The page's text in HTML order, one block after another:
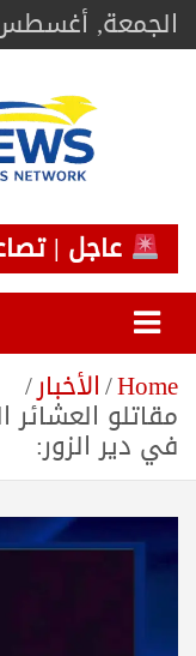
Skip
toالجمعة, أغسطس 7,
BAZNEWS
شبكة بازعاجل |
Home الأخبار
مقاتلو
في دير الزور: